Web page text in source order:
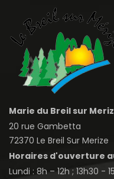
Marie du Breil sur
20 rue Gambetta
72370 Le Breil Sur Merize
Horaires d'ouverture
Lundi : 8h – 12h ; 13h30 -